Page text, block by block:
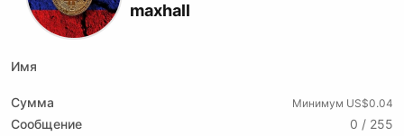
maxhall
Имя
Сумма Минимум US$0.04
Сообщение
0 / 255